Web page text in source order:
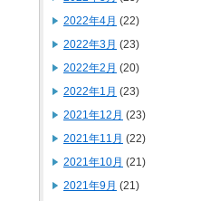
2022年4月 (22)
2022年3月 (23)
2022年2月 (20)
2022年1月 (23)
2021年12月 (23)
2021年11月 (22)
2021年10月 (21)
2021年9月 (21)